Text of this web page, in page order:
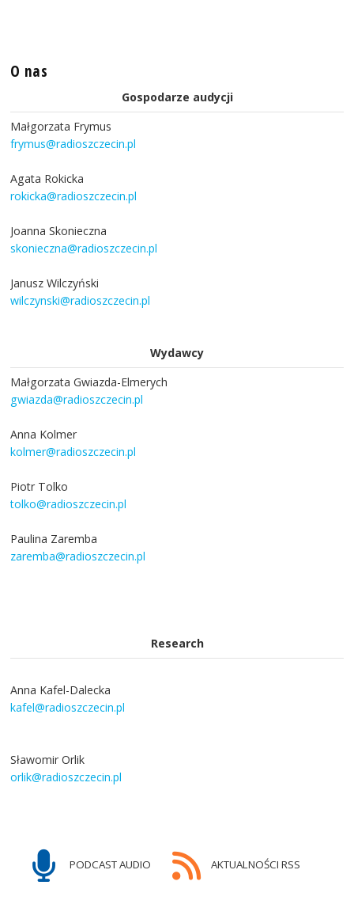
O nas
Gospodarze audycji
Małgorzata Frymus
frymus@radioszczecin.pl
Agata Rokicka
rokicka@radioszczecin.pl
Joanna Skonieczna
skonieczna@radioszczecin.pl
Janusz Wilczyński
wilczynski@radioszczecin.pl
Wydawcy
Małgorzata Gwiazda-Elmerych
gwiazda@radioszczecin.pl
Anna Kolmer
kolmer@radioszczecin.pl
Piotr Tolko
tolko@radioszczecin.pl
Paulina Zaremba
zaremba@radioszczecin.pl
Research
Anna Kafel-Dalecka
kafel@radioszczecin.pl
Sławomir Orlik
orlik@radioszczecin.pl
PODCAST AUDIO AKTUALNOŚCI RSS